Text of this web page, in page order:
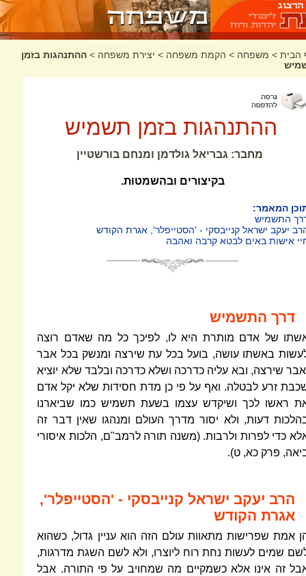
הבית > משפחה > הקמת משפחה > יצירת משפחה > ההתנהגות בזמן
ההתנהגות בזמן תשמיש
מחבר: גבריאל גולדמן ומנחם בורשטיין
בקיצורים ובהשמטות.
המאמר:
התשמיש
יעקב ישראל קנייבסקי - 'הסטייפלר', אגרת הקודש
אישות באים לבטא קִרבה ואהבה
דרך התשמיש
של אדם מותרת היא לו, לפיכך כל מה שאדם רוצה
באשתו עושה, בועל בכל עת שירצה ומנשק בכל אבר
שירצה, ובא עליה כדרכה ושלא כדרכה ובלבד שלא יוציא
זרע לבטלה. ואף על פי כן מדת חסידות שלא יקל אדם
ראשו לכך ושיקדש עצמו בשעת תשמיש כמו שביארנו
דעות, ולא יסור מדרך העולם ומנהגו שאין דבר זה
כדי לפרות ולרבות. (משנה תורה לרמב"ם, הלכות איסורי
פרק כא, ט).
הרב יעקב ישראל קנייבסקי - 'הסטייפלר',
אגרת הקודש
אמת שפרישות מתאוות עולם הזה הוא עניין גדול, כשהוא
שמים לעשות נחת רוח ליוצרו, ולא לשם השגת מדרגות,
זה אינו אלא כשמקיים מה שמחויב על פי התורה. אבל